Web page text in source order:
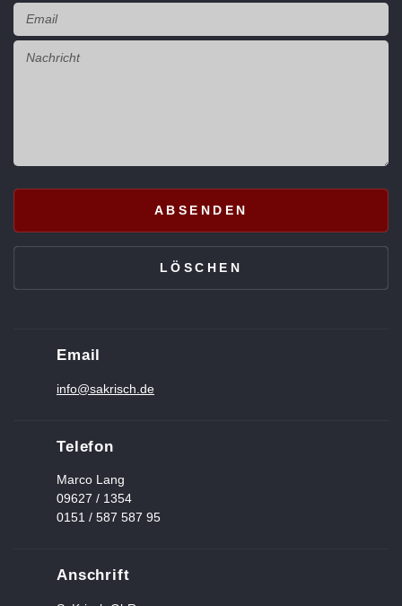
Email
info@sakrisch.de
Telefon
Marco Lang
09627 / 1354
0151 / 587 587 95
Anschrift